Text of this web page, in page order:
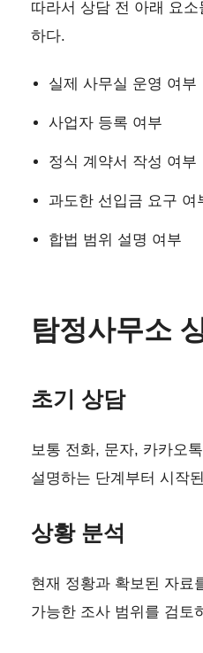
따라서 상담 전 아래 요
하다.
실제 사무실 운영 여부
사업자 등록 여부
정식 계약서 작성 여부
과도한 선입금 요구 여
합법 범위 설명 여부
탐정사무소
초기 상담
보통 전화, 문자, 카카오
설명하는 단계부터 시작
상황 분석
현재 정황과 확보된 자료
가능한 조사 범위를 검토